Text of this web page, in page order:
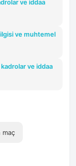
ve iddaa
ve muhtemel
kadrolar ve iddaa
maç